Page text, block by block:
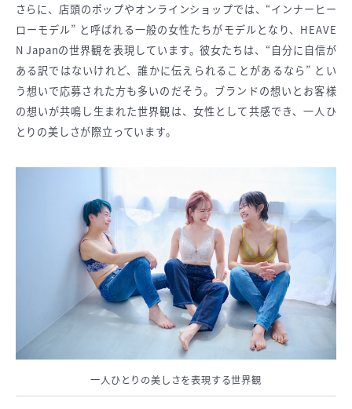
さらに、店頭のポップやオンラインショップでは、“インナーヒー
ローモデル” と呼ばれる一般の女性たちがモデルとなり、HEAVE
N Japanの世界観を表現しています。彼女たちは、“自分に自信が
ある訳ではないけれど、誰かに伝えられることがあるなら” とい
う想いで応募された方も多いのだそう。ブランドの想いとお客様
の想いが共鳴し生まれた世界観は、女性として共感でき、一人ひ
とりの美しさが際立っています。
一人ひとりの美しさを表現する世界観